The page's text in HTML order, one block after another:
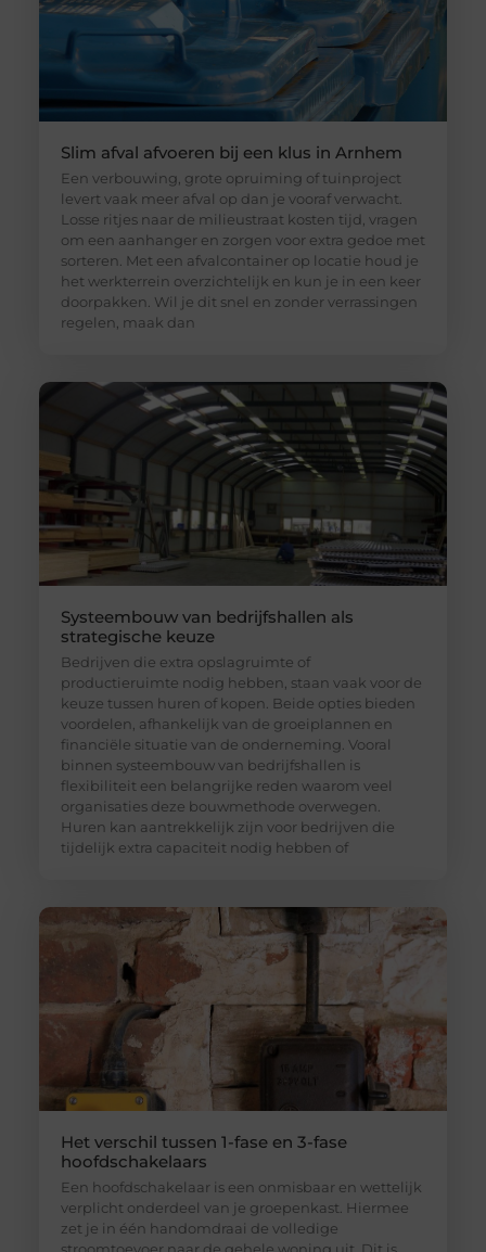
Slim afval afvoeren bij een klus in Arnhem
Een verbouwing, grote opruiming of tuinproject
levert vaak meer afval op dan je vooraf verwacht.
Losse ritjes naar de milieustraat kosten tijd, vragen
om een aanhanger en zorgen voor extra gedoe met
sorteren. Met een afvalcontainer op locatie houd je
het werkterrein overzichtelijk en kun je in een keer
doorpakken. Wil je dit snel en zonder verrassingen
regelen, maak dan
Systeembouw van bedrijfshallen als
strategische keuze
Bedrijven die extra opslagruimte of
productieruimte nodig hebben, staan vaak voor de
keuze tussen huren of kopen. Beide opties bieden
voordelen, afhankelijk van de groeiplannen en
financiële situatie van de onderneming. Vooral
binnen systeembouw van bedrijfshallen is
flexibiliteit een belangrijke reden waarom veel
organisaties deze bouwmethode overwegen.
Huren kan aantrekkelijk zijn voor bedrijven die
tijdelijk extra capaciteit nodig hebben of
Het verschil tussen 1-fase en 3-fase
hoofdschakelaars
Een hoofdschakelaar is een onmisbaar en wettelijk
verplicht onderdeel van je groepenkast. Hiermee
zet je in één handomdraai de volledige